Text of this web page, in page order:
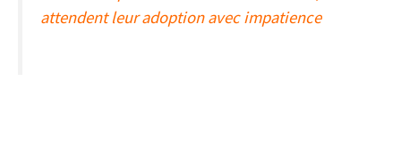
attendent leur adoption avec impatience